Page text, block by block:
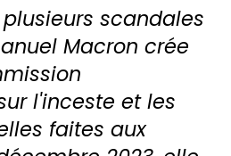
plusieurs scandales
Macron crée
l'inceste et les
faites aux